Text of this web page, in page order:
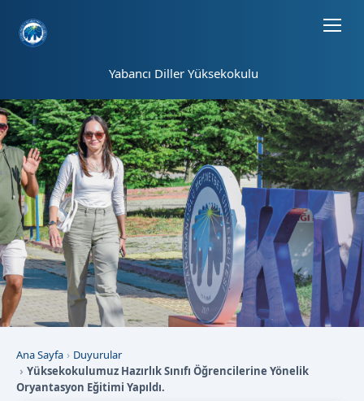
Yabancı Diller Yüksekokulu
Ana Sayfa
Duyurular
Yüksekokulumuz Hazırlık Sınıfı Öğrencilerine Yönelik
Oryantasyon Eğitimi Yapıldı.